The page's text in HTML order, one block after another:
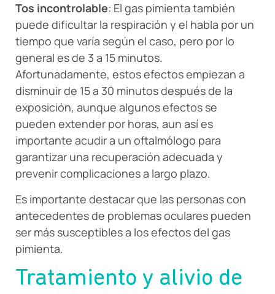
Tos incontrolable: El gas pimienta también
puede dificultar la respiración y el habla por un
tiempo que varía según el caso, pero por lo
general es de 3 a 15 minutos.
Afortunadamente, estos efectos empiezan a
disminuir de 15 a 30 minutos después de la
exposición, aunque algunos efectos se
pueden extender por horas, aun así es
importante acudir a un oftalmólogo para
garantizar una recuperación adecuada y
prevenir complicaciones a largo plazo.
Es importante destacar que las personas con
antecedentes de problemas oculares pueden
ser más susceptibles a los efectos del gas
pimienta.
Tratamiento y alivio de